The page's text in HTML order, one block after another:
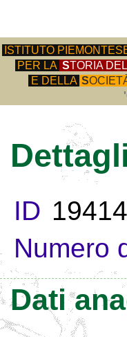
ISTITUTO
PER LA STORIA
E DELLA S
ID 19414
Numero
Dati